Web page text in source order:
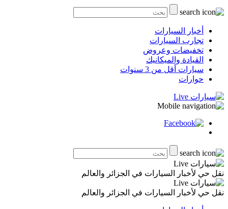
أخبار السيارات
تجارب السيارات
تخفيضات وعروض
القيادة والميكانيك
سيارات أقل من 3 سنوات
حوارات
نقل حي لأخبار السيارات في الجزائر والعالم
نقل حي لأخبار السيارات في الجزائر والعالم